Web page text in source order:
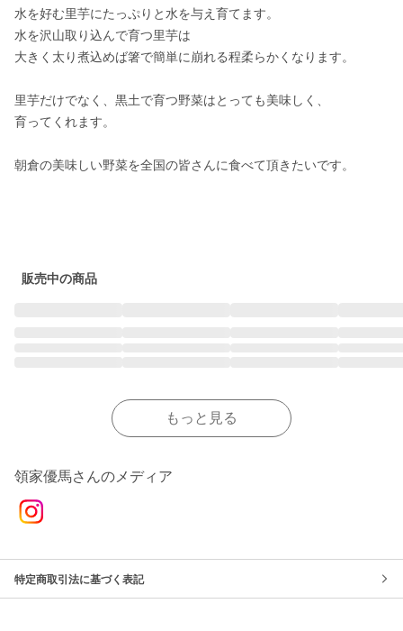
水を好む里芋にたっぷりと水を与え育てます。
水を沢山取り込んで育つ里芋は
大きく太り煮込めば箸で簡単に崩れる程柔らかくなります。
里芋だけでなく、黒土で育つ野菜はとっても美味しく、
育ってくれます。
朝倉の美味しい野菜を全国の皆さんに食べて頂きたいです。
販売中の商品
もっと見る
領家優馬さんのメディア
特定商取引法に基づく表記